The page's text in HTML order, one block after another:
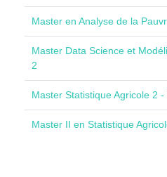
Master en Analyse de la
Master Data Science et
2
Master Statistique Agricole 2 -
Master II en Statistique